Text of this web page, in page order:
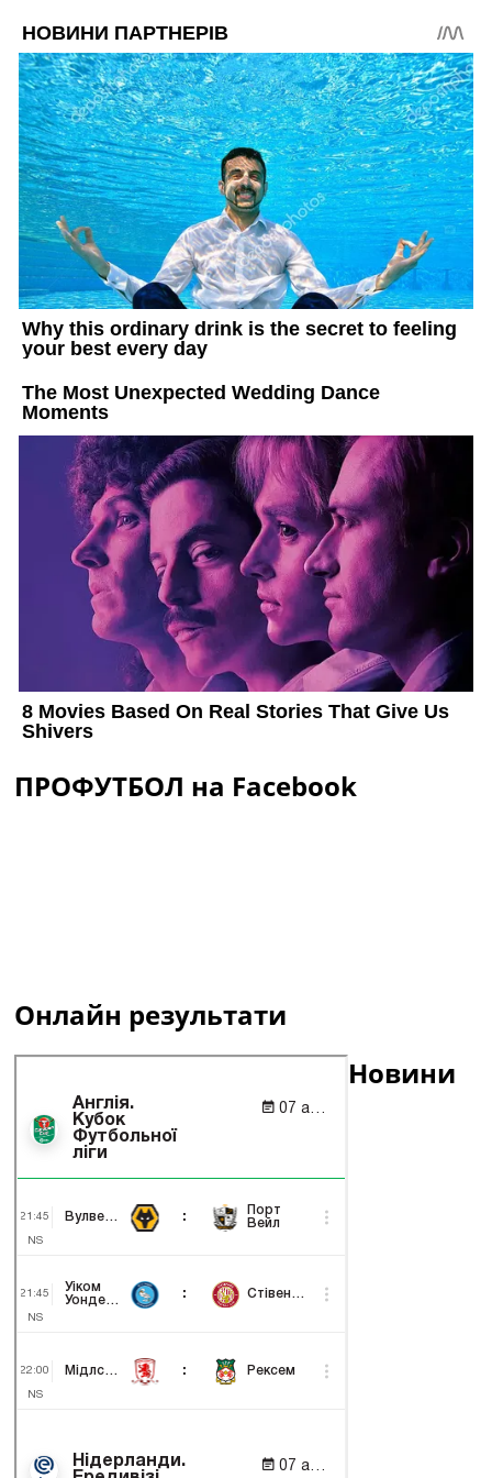
ПРОФУТБОЛ на Facebook
Онлайн результати
Новини